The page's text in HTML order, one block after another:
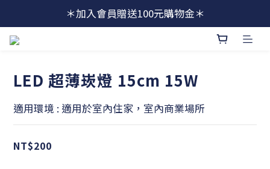
＊加入會員贈送100元購物金＊
LED 超薄崁燈 15cm 15W
適用環境 : 適用於室內住家，室內商業場所
NT$200